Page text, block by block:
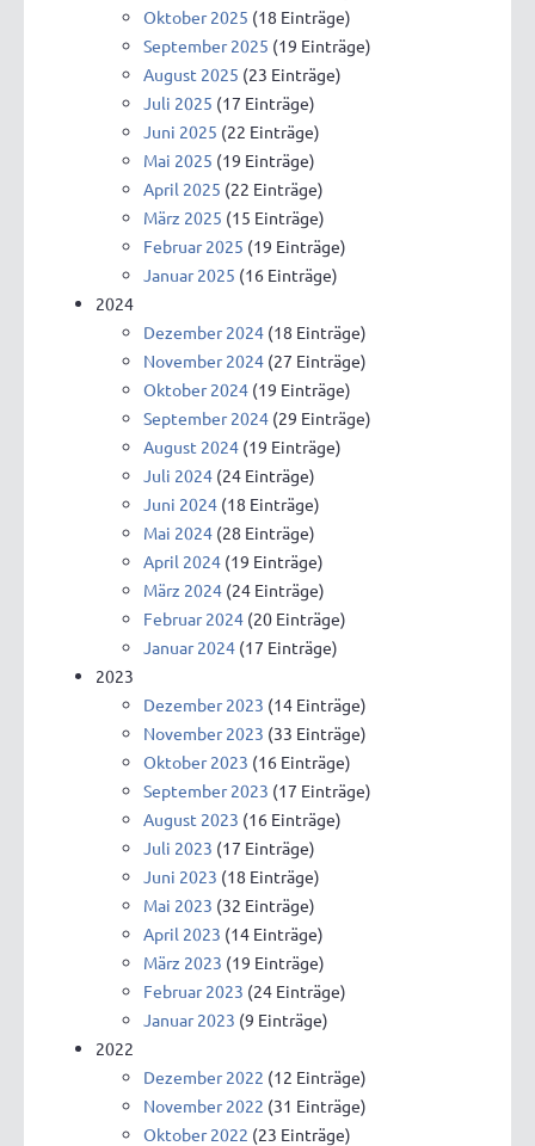
Oktober 2025 (18 Einträge)
September 2025 (19 Einträge)
August 2025 (23 Einträge)
Juli 2025 (17 Einträge)
Juni 2025 (22 Einträge)
Mai 2025 (19 Einträge)
April 2025 (22 Einträge)
März 2025 (15 Einträge)
Februar 2025 (19 Einträge)
Januar 2025 (16 Einträge)
2024
Dezember 2024 (18 Einträge)
November 2024 (27 Einträge)
Oktober 2024 (19 Einträge)
September 2024 (29 Einträge)
August 2024 (19 Einträge)
Juli 2024 (24 Einträge)
Juni 2024 (18 Einträge)
Mai 2024 (28 Einträge)
April 2024 (19 Einträge)
März 2024 (24 Einträge)
Februar 2024 (20 Einträge)
Januar 2024 (17 Einträge)
2023
Dezember 2023 (14 Einträge)
November 2023 (33 Einträge)
Oktober 2023 (16 Einträge)
September 2023 (17 Einträge)
August 2023 (16 Einträge)
Juli 2023 (17 Einträge)
Juni 2023 (18 Einträge)
Mai 2023 (32 Einträge)
April 2023 (14 Einträge)
März 2023 (19 Einträge)
Februar 2023 (24 Einträge)
Januar 2023 (9 Einträge)
2022
Dezember 2022 (12 Einträge)
November 2022 (31 Einträge)
Oktober 2022 (23 Einträge)